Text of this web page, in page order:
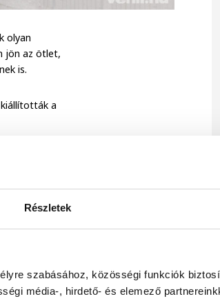
Részletek
szabásához, közösségi funkciók
média-, hirdető- és elemező
olyan
jön az ötlet,
is.
a
Ábel
Háza
ezt